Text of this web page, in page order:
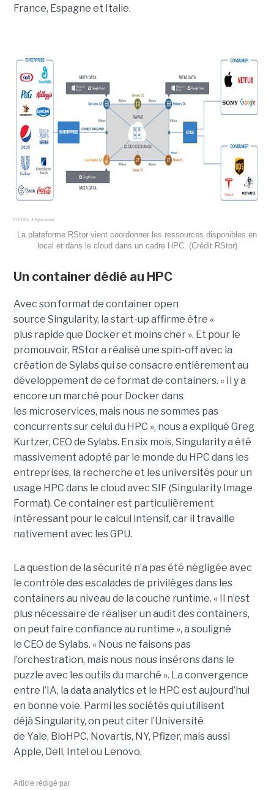
France, Espagne et Italie.
La plateforme RStor vient coordonner les ressources disponibles en
local et dans le cloud dans un cadre HPC. (Crédit RStor)
Un container dédié au HPC
Avec son format de containeropen
source Singularity, la start-up affirme être «
plus rapide que Docker et moins cher ». Et pour le
promouvoir, RStora réalisé une spin-off avec la
création de Sylabsqui se consacre entièrement au
développement de ce format de containers. « Il y a
encore un marché pour Docker dans
les microservices, mais nous ne sommes pas
concurrents sur celui du HPC », nous a expliqué Greg
Kurtzer, CEO de Sylabs. En six mois, Singularitya été
massivement adopté par le monde du HPC dans les
entreprises, la recherche et les universités pour un
usage HPC dans le cloud avec SIF (SingularityImage
Format). Ce container est particulièrement
intéressant pour le calcul intensif, car il travaille
nativement avec lesGPU.
La question de la sécurité n’a pas été négligée avec
le contrôle des escalades de privilèges dans les
containers au niveau de la couche runtime. « Il n’est
plus nécessaire de réaliser un audit des containers,
on peut faire confiance au runtime », a souligné
le CEO de Sylabs. « Nous ne faisons pas
l’orchestration, mais nous nous insérons dans le
puzzle avec les outils du marché ». La convergence
entre l’IA, la data analytics et le HPC est aujourd’hui
en bonne voie. Parmi les sociétés qui utilisent
déjà Singularity, on peut citer l’Université
de Yale, BioHPC, Novartis, NY, Pfizer, mais aussi
Apple, Dell, Intel ou Lenovo.
Article rédigé par